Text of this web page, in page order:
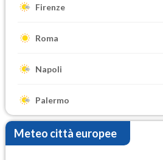
Firenze
Roma
Napoli
Palermo
Meteo città europee